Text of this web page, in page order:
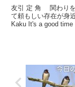
友引 定 角 関わりを
て頼もしい存在が身
Kaku It's a good